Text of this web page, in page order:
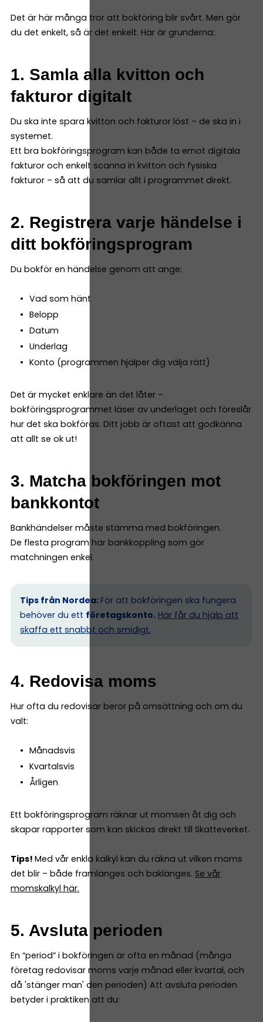
Det är här många tror att bokföring blir svårt. Men gör
du det enkelt, så är det enkelt. Här är grunderna:
1. Samla alla kvitton och
fakturor digitalt
Du ska inte spara kvitton och fakturor löst – de ska in i
systemet.
Ett bra bokföringsprogram kan både ta emot digitala
fakturor och enkelt scanna in kvitton och fysiska
fakturor – så att du samlar allt i programmet direkt.
2. Registrera varje händelse i
ditt bokföringsprogram
Du bokför en händelse genom att ange:
Vad som hänt
Belopp
Datum
Underlag
Konto (programmen hjälper dig välja rätt)
Det är mycket enklare än det låter –
bokföringsprogrammet läser av underlaget och föreslår
hur det ska bokföras. Ditt jobb är oftast att godkänna
att allt se ok ut!
3. Matcha bokföringen mot
bankkontot
Bankhändelser måste stämma med bokföringen.
De flesta program har bankkoppling som gör
matchningen enkel.
Tips från Nordea: För att bokföringen ska fungera
behöver du ett företagskonto. Här får du hjälp att
skaffa ett snabbt och smidigt.
4. Redovisa moms
Hur ofta du redovisar beror på omsättning och om du
valt:
Månadsvis
Kvartalsvis
Årligen
Ett bokföringsprogram räknar ut momsen åt dig och
skapar rapporter som kan skickas direkt till Skatteverket.
Tips! Med vår enkla kalkyl kan du räkna ut vilken moms
det blir – både framlänges och baklänges. Se vår
momskalkyl här.
5. Avsluta perioden
En “period” i bokföringen är ofta en månad (många
företag redovisar moms varje månad eller kvartal, och
då 'stänger man' den perioden) Att avsluta perioden
betyder i praktiken att du: